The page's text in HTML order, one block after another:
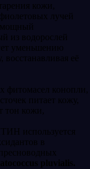
кожи,
лучей
мощный
из водорослей
уменьшению
её
фитомасел конопли,
питает кожу,
тон кожи,
используется
в
pluvialis.